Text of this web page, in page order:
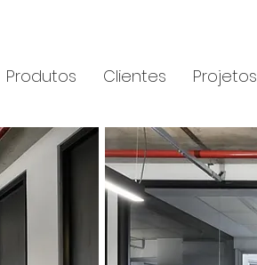
Produtos Clientes Projetos